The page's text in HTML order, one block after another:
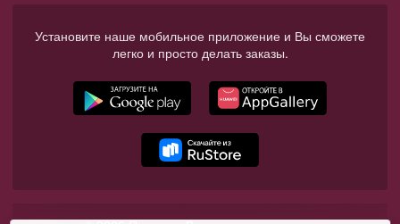
Установите наше мобильное приложение и Вы сможете
легко и просто делать заказы.